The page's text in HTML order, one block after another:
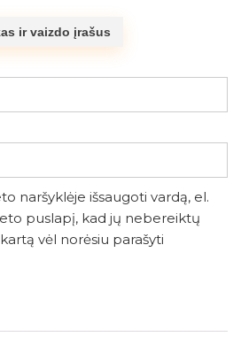
ir vaizdo įrašus
naršyklėje išsaugoti vardą, el.
puslapį, kad jų nebereiktų
vėl norėsiu parašyti